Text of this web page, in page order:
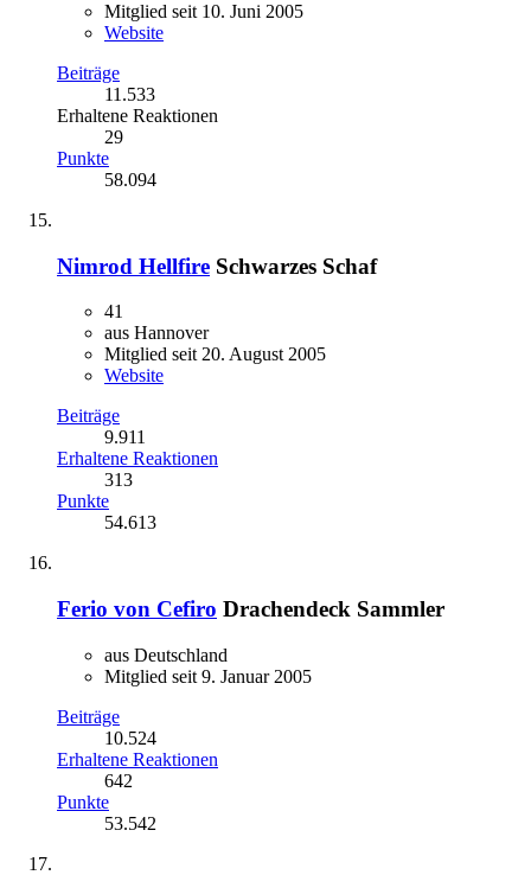
Mitglied seit 10. Juni 2005
Website
Beiträge
11.533
Erhaltene Reaktionen
29
Punkte
58.094
Nimrod Hellfire Schwarzes Schaf
41
aus Hannover
Mitglied seit 20. August 2005
Website
Beiträge
9.911
Erhaltene Reaktionen
313
Punkte
54.613
Ferio von Cefiro Drachendeck Sammler
aus Deutschland
Mitglied seit 9. Januar 2005
Beiträge
10.524
Erhaltene Reaktionen
642
Punkte
53.542